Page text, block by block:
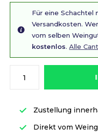
Für eine Schachtel
Versandkosten.
vom selben
kostenlos. Alle
Zustellung
Direkt vom